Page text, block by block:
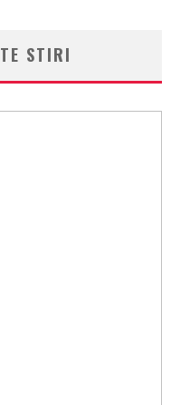
STIRI